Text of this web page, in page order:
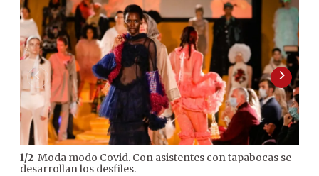
1/2 Moda modo Covid. Con asistentes con tapabocas se
desarrollan los desfiles.